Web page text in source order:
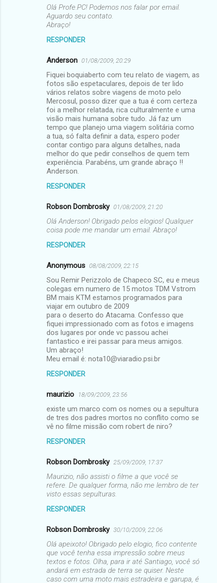
Olá Profe.PC! Podemos nos falar por email.
Aguardo seu contato.
Abraço!
RESPONDER
Anderson 01/08/2009, 20:29
Fiquei boquiaberto com teu relato de viagem, as
fotos são espetaculares, depois de ter lido
vários relatos sobre viagens de moto pelo
Mercosul, posso dizer que a tua é com certeza
foi a melhor relatada, rica culturalmente e uma
visão mais humana sobre tudo. Já faz um
tempo que planejo uma viagem solitária como
a tua, só falta definir a data, espero poder
contar contigo para alguns detalhes, nada
melhor do que pedir conselhos de quem tem
experiência. Parabéns, um grande abraço !!
Anderson.
RESPONDER
Robson Dombrosky 01/08/2009, 21:20
Olá Anderson! Obrigado pelos elogios! Qualquer
coisa pode me mandar um email. Abraço!
RESPONDER
Anonymous 08/08/2009, 22:15
Sou Remir Perizzolo de Chapeco SC, eu e meus
colegas em numero de 15 motos TDM Vstrom
BM mais KTM estamos programados para
viajar em outubro de 2009
para o deserto do Atacama. Confesso que
fiquei impressionado com as fotos e imagens
dos lugares por onde vc passou achei
fantastico e irei passar para meus amigos.
Um abraço!
Meu email é: nota10@viaradio.psi.br
RESPONDER
maurizio 18/09/2009, 23:56
existe um marco com os nomes ou a sepultura
de tres dos padres mortos no conflito como se
vê no filme missão com robert de niro?
RESPONDER
Robson Dombrosky 25/09/2009, 17:37
Maurizio, não assisti o filme a que você se
refere. De qualquer forma, não me lembro de ter
visto essas sepulturas.
RESPONDER
Robson Dombrosky 30/10/2009, 22:06
Olá apeixoto! Obrigado pelo elogio, fico contente
que você tenha essa impressão sobre meus
textos e fotos. Olha, para ir até Santiago, você só
andará em estrada de terra se quiser. Neste
caso com uma moto mais estradeira e garupa, é